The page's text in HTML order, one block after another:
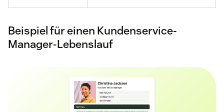
Beispiel für einen Kundenservice-
Manager-Lebenslauf